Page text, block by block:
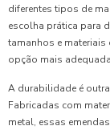
diferentes tipos de
escolha prática para
tamanhos e
opção mais
A durabilidade é
Fabricadas com
metal, essas